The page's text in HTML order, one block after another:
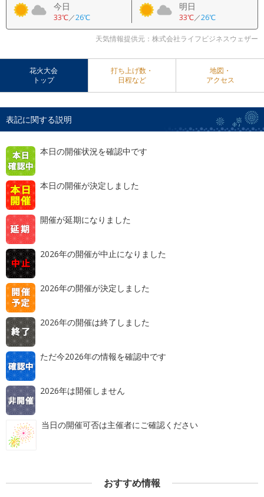
今日
33℃／26℃
明日
33℃／26℃
天気情報提供元：株式会社ライフビジネスウェザー
花火大会
トップ
打ち上げ数・
日程など
地図・
アクセス
表記に関する説明
本日の開催状況を確認中です
本日の開催が決定しました
開催が延期になりました
2026年の開催が中止になりました
2026年の開催が決定しました
2026年の開催は終了しました
ただ今2026年の情報を確認中です
2026年は開催しません
当日の開催可否は主催者にご確認ください
おすすめ情報